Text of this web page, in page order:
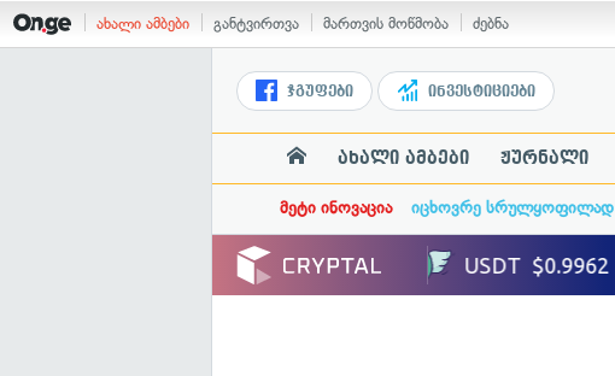
ახალი ამბები განტვირთვა მართვის მოწმობა ძებნა
ჯგუფები ინვესტიციები
ახალი ამბები ჟურნალი
მეტი ინოვაცია იცხოვრე სრულყოფილად